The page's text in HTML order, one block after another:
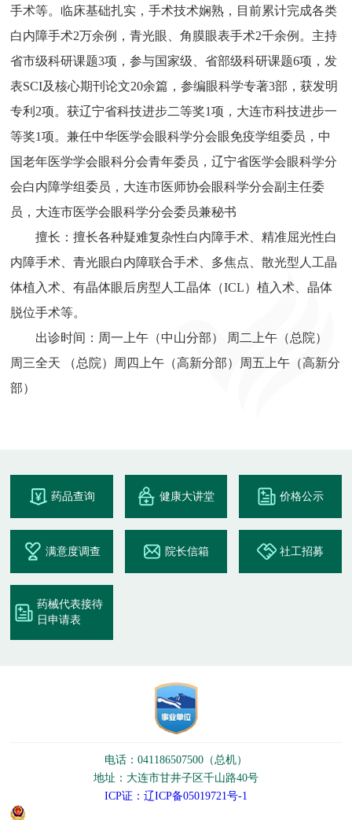
手术等。临床基础扎实，手术技术娴熟，目前累计完成各类
白内障手术2万余例，青光眼、角膜眼表手术2千余例。主持
省市级科研课题3项，参与国家级、省部级科研课题6项，发
表SCI及核心期刊论文20余篇，参编眼科学专著3部，获发明
专利2项。获辽宁省科技进步二等奖1项，大连市科技进步一
等奖1项。兼任中华医学会眼科学分会眼免疫学组委员，中
国老年医学学会眼科分会青年委员，辽宁省医学会眼科学分
会白内障学组委员，大连市医师协会眼科学分会副主任委
员，大连市医学会眼科学分会委员兼秘书
擅长：擅长各种疑难复杂性白内障手术、精准屈光性白
内障手术、青光眼白内障联合手术、多焦点、散光型人工晶
体植入术、有晶体眼后房型人工晶体（ICL）植入术、晶体
脱位手术等。
出诊时间：周一上午（中山分部） 周二上午（总院）
周三全天 （总院）周四上午（高新分部）周五上午（高新分
部）
药品查询 健康大讲堂 价格公示
满意度调查 院长信箱 社工招募
药械代表接待
日申请表
电话：041186507500（总机）
地址：大连市甘井子区千山路40号
ICP证：辽ICP备05019721号-1